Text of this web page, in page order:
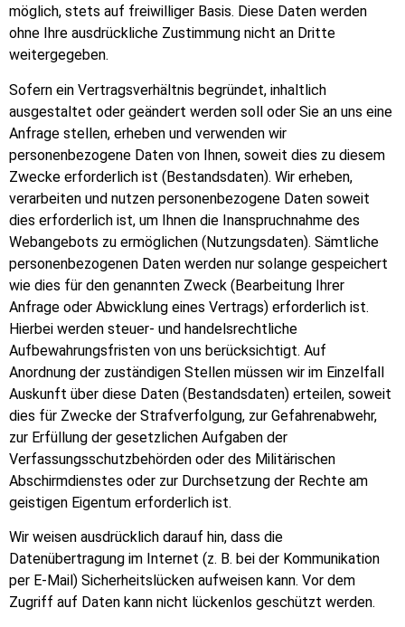
möglich, stets auf freiwilliger Basis. Diese Daten werden
ohne Ihre ausdrückliche Zustimmung nicht an Dritte
weitergegeben.
Sofern ein Vertragsverhältnis begründet, inhaltlich
ausgestaltet oder geändert werden soll oder Sie an uns eine
Anfrage stellen, erheben und verwenden wir
personenbezogene Daten von Ihnen, soweit dies zu diesem
Zwecke erforderlich ist (Bestandsdaten). Wir erheben,
verarbeiten und nutzen personenbezogene Daten soweit
dies erforderlich ist, um Ihnen die Inanspruchnahme des
Webangebots zu ermöglichen (Nutzungsdaten). Sämtliche
personenbezogenen Daten werden nur solange gespeichert
wie dies für den genannten Zweck (Bearbeitung Ihrer
Anfrage oder Abwicklung eines Vertrags) erforderlich ist.
Hierbei werden steuer- und handelsrechtliche
Aufbewahrungsfristen von uns berücksichtigt. Auf
Anordnung der zuständigen Stellen müssen wir im Einzelfall
Auskunft über diese Daten (Bestandsdaten) erteilen, soweit
dies für Zwecke der Strafverfolgung, zur Gefahrenabwehr,
zur Erfüllung der gesetzlichen Aufgaben der
Verfassungsschutzbehörden oder des Militärischen
Abschirmdienstes oder zur Durchsetzung der Rechte am
geistigen Eigentum erforderlich ist.
Wir weisen ausdrücklich darauf hin, dass die
Datenübertragung im Internet (z. B. bei der Kommunikation
per E-Mail) Sicherheitslücken aufweisen kann. Vor dem
Zugriff auf Daten kann nicht lückenlos geschützt werden.